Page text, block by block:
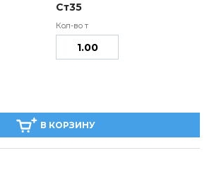
Ст35
В КОРЗИНУ